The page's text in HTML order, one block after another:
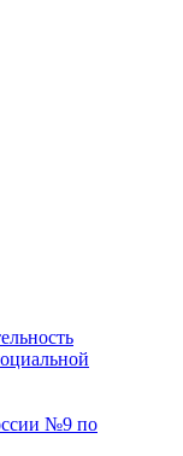
№9 по